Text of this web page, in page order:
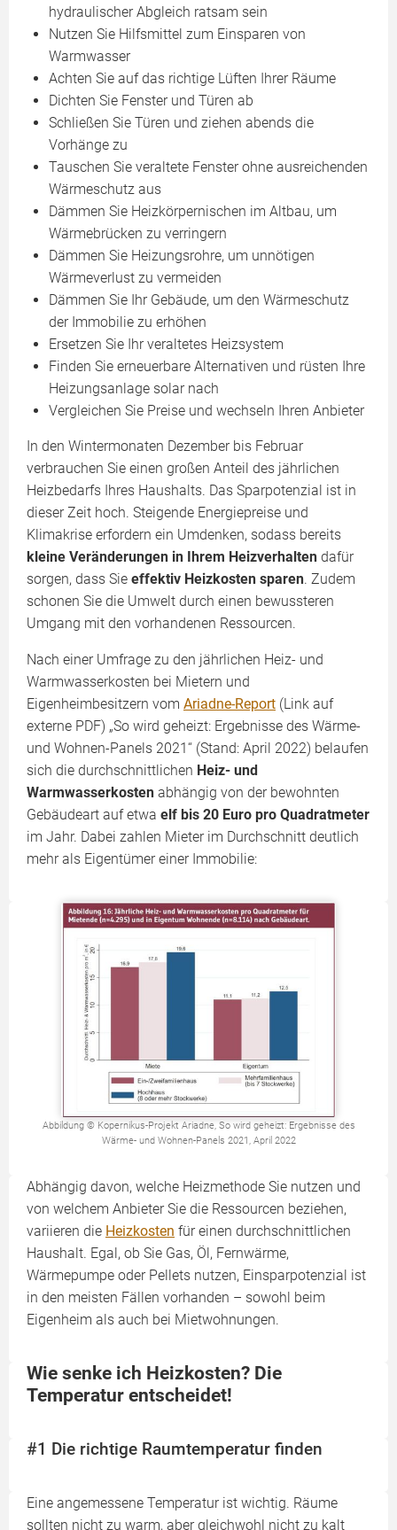
hydraulischer Abgleich ratsam sein
Nutzen Sie Hilfsmittel zum Einsparen von
Warmwasser
Achten Sie auf das richtige Lüften Ihrer Räume
Dichten Sie Fenster und Türen ab
Schließen Sie Türen und ziehen abends die
Vorhänge zu
Tauschen Sie veraltete Fenster ohne ausreichenden
Wärmeschutz aus
Dämmen Sie Heizkörpernischen im Altbau, um
Wärmebrücken zu verringern
Dämmen Sie Heizungsrohre, um unnötigen
Wärmeverlust zu vermeiden
Dämmen Sie Ihr Gebäude, um den Wärmeschutz
der Immobilie zu erhöhen
Ersetzen Sie Ihr veraltetes Heizsystem
Finden Sie erneuerbare Alternativen und rüsten Ihre
Heizungsanlage solar nach
Vergleichen Sie Preise und wechseln Ihren Anbieter
In den Wintermonaten Dezember bis Februar
verbrauchen Sie einen großen Anteil des jährlichen
Heizbedarfs Ihres Haushalts. Das Sparpotenzial ist in
dieser Zeit hoch. Steigende Energiepreise und
Klimakrise erfordern ein Umdenken, sodass bereits
kleine Veränderungen in Ihrem Heizverhalten dafür
sorgen, dass Sie effektiv Heizkosten sparen. Zudem
schonen Sie die Umwelt durch einen bewussteren
Umgang mit den vorhandenen Ressourcen.
Nach einer Umfrage zu den jährlichen Heiz- und
Warmwasserkosten bei Mietern und
Eigenheimbesitzern vom Ariadne-Report (Link auf
externe PDF) „So wird geheizt: Ergebnisse des Wärme-
und Wohnen-Panels 2021“ (Stand: April 2022) belaufen
sich die durchschnittlichen Heiz- und
Warmwasserkosten abhängig von der bewohnten
Gebäudeart auf etwa elf bis 20 Euro pro Quadratmeter
im Jahr. Dabei zahlen Mieter im Durchschnitt deutlich
mehr als Eigentümer einer Immobilie:
Abbildung © Kopernikus-Projekt Ariadne, So wird geheizt: Ergebnisse des
Wärme- und Wohnen-Panels 2021, April 2022
Abhängig davon, welche Heizmethode Sie nutzen und
von welchem Anbieter Sie die Ressourcen beziehen,
variieren die Heizkosten für einen durchschnittlichen
Haushalt. Egal, ob Sie Gas, Öl, Fernwärme,
Wärmepumpe oder Pellets nutzen, Einsparpotenzial ist
in den meisten Fällen vorhanden – sowohl beim
Eigenheim als auch bei Mietwohnungen.
Wie senke ich Heizkosten? Die
Temperatur entscheidet!
#1 Die richtige Raumtemperatur finden
Eine angemessene Temperatur ist wichtig. Räume
sollten nicht zu warm, aber gleichwohl nicht zu kalt